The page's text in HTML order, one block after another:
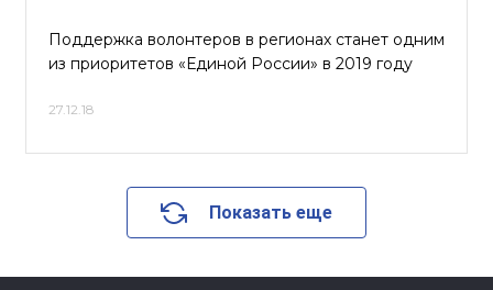
Поддержка волонтеров в регионах станет одним
из приоритетов «Единой России» в 2019 году
27.12.18
Показать еще